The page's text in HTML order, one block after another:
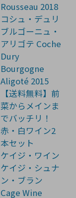
Rousseau 2018
コシュ・デュリ
ブルゴーニュ・
アリゴテ Coche
Dury
Bourgogne
Aligoté 2015
【送料無料】前
菜からメインま
でバッチリ！
赤・白ワイン2
本セット
ケイジ・ワイン
ケイジ・シュナ
ン・ブラン
Cage Wine